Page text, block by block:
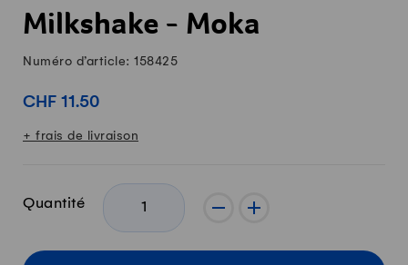
Milkshake - Moka
Numéro d’article: 158425
CHF 11.50
+ frais de livraison
Quantité - +